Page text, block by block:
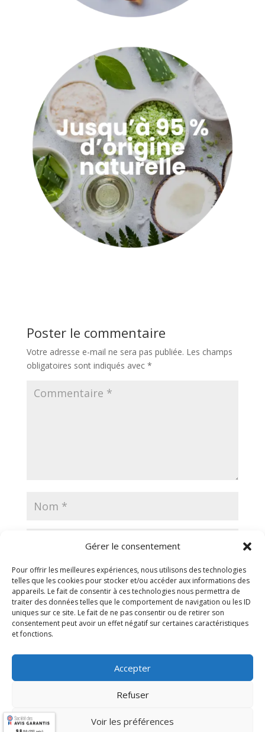
Gérer le consentement
Pour offrir les meilleures expériences, nous utilisons des technologies
telles que les cookies pour stocker et/ou accéder aux informations des
appareils. Le fait de consentir à ces technologies nous permettra de
traiter des données telles que le comportement de navigation ou les ID
uniques sur ce site. Le fait de ne pas consentir ou de retirer son
consentement peut avoir un effet négatif sur certaines caractéristiques
et fonctions.
Accepter
Refuser
Voir les préférences
Poster le commentaire
Votre adresse e-mail ne sera pas publiée. Les champs
obligatoires sont indiqués avec *
Enregistrer mon nom, mon e-mail et mon site dans
le navigateur pour mon prochain commentaire.